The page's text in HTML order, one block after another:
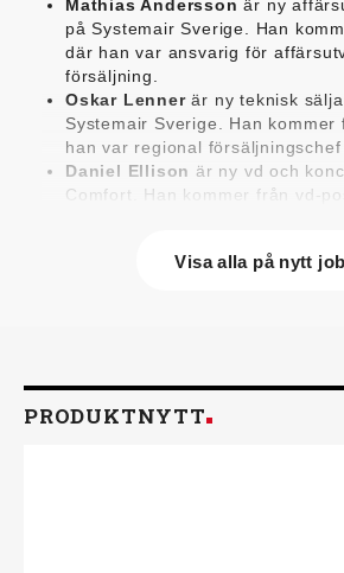
Mathias Andersson är ny
på Systemair Sverige. Han
där han var ansvarig för
försäljning.
Oskar Lennerär ny teknisk
Systemair Sverige. Han kommer
han var regional försäljningschef
Daniel Ellison är ny vd och
Comfort. Han kommer från vd-
var försäljningschef i
Anastasia Anderssonär ny
försäljningsprocesser och
Visa alla på nytt
PRODUKTNYTT